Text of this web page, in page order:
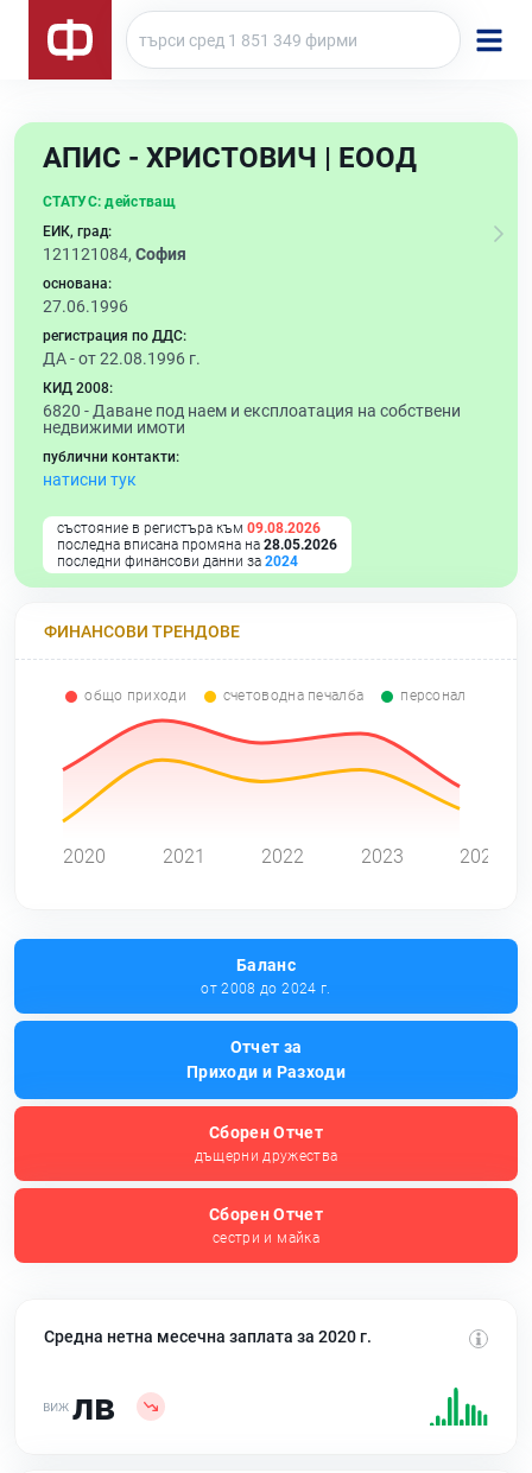
АПИС - ХРИСТОВИЧ | ЕООД
СТАТУС: действащ
ЕИК, град:
121121084, София
основана:
27.06.1996
регистрация по ДДС:
ДА - от 22.08.1996 г.
КИД 2008:
6820 - Даване под наем и експлоатация на собствени
недвижими имоти
публични контакти:
натисни тук
състояние в регистъра към 09.08.2026
последна вписана промяна на 28.05.2026
последни финансови данни за 2024
ФИНАНСОВИ ТРЕНДОВЕ
общо приходи счетоводна печалба персонал
2020 2021 2022 2023 2024
Баланс
от 2008 до 2024 г.
Отчет за
Приходи и Разходи
Сборен Отчет
дъщерни дружества
Сборен Отчет
сестри и майка
Средна нетна месечна заплата за 2020 г.
лв